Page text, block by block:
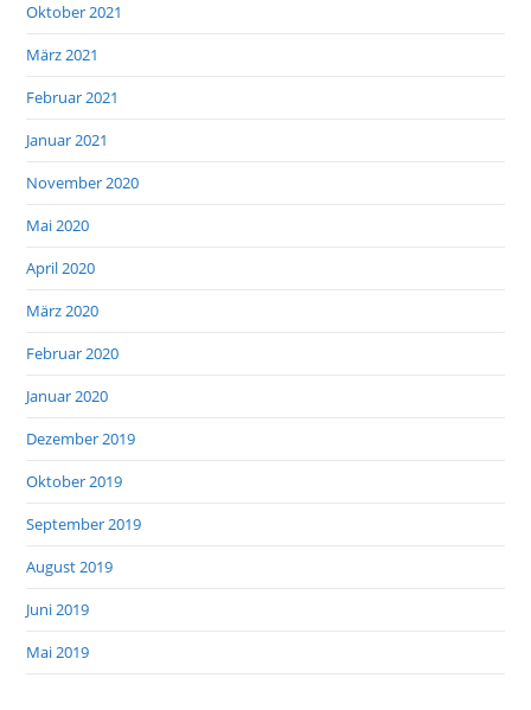
Oktober 2021
März 2021
Februar 2021
Januar 2021
November 2020
Mai 2020
April 2020
März 2020
Februar 2020
Januar 2020
Dezember 2019
Oktober 2019
September 2019
August 2019
Juni 2019
Mai 2019